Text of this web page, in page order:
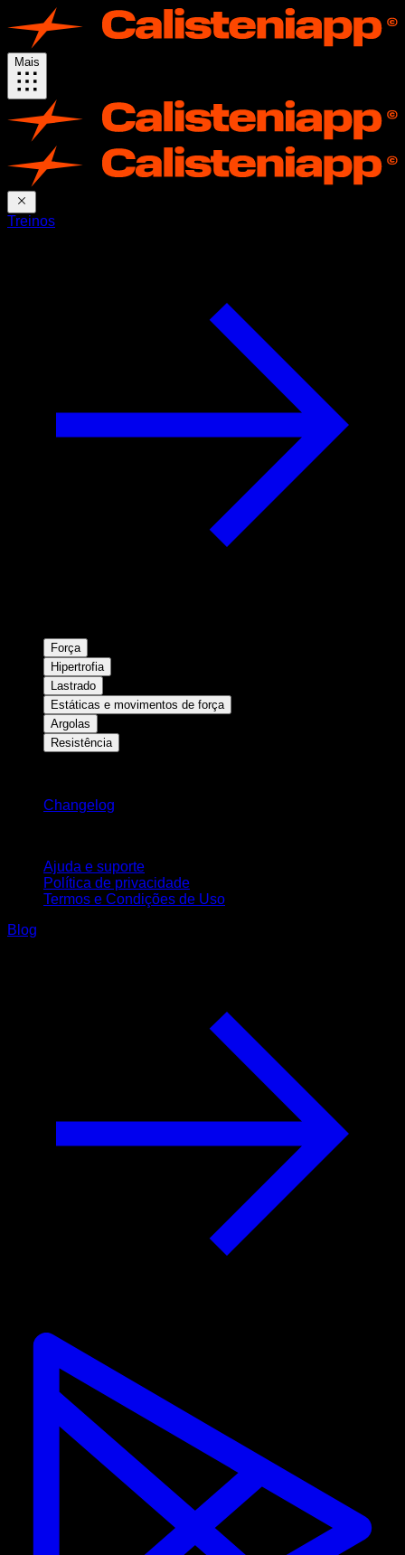
Mais
Treinos
Força
Hipertrofia
Lastrado
Estáticas e movimentos de força
Argolas
Resistência
Changelog
Ajuda e suporte
Política de privacidade
Termos e Condições de Uso
Blog